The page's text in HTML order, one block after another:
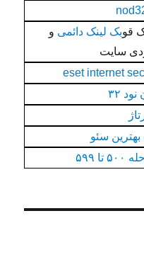
قوبک لینک دائمی و
سایت
۳۲
سئو
۵۹۹